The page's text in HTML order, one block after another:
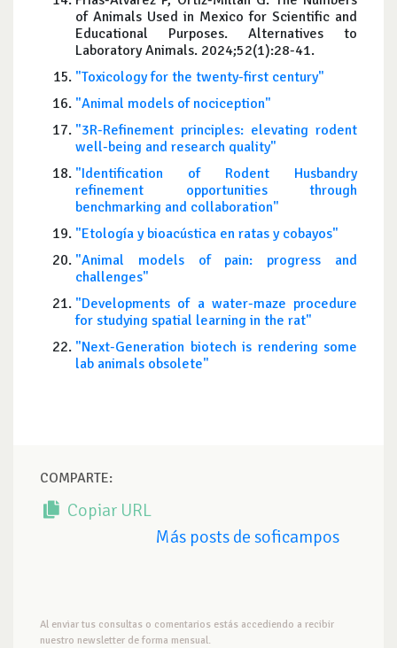
of Animals Used in Mexico for Scientific and
Educational Purposes. Alternatives to
Laboratory Animals. 2024;52(1):28-41.
"Toxicology for the twenty-first century"
"Animal models of nociception"
"3R-Refinement principles: elevating rodent
well-being and research quality"
"Identification of Rodent Husbandry
refinement opportunities through
benchmarking and collaboration"
"Etología y bioacústica en ratas y cobayos"
"Animal models of pain: progress and
challenges"
"Developments of a water-maze procedure
for studying spatial learning in the rat"
"Next-Generation biotech is rendering some
lab animals obsolete"
COMPARTE:
Copiar URL
Más posts de soficampos
Al enviar tus consultas o comentarios estás accediendo a recibir
nuestro newsletter de forma mensual.